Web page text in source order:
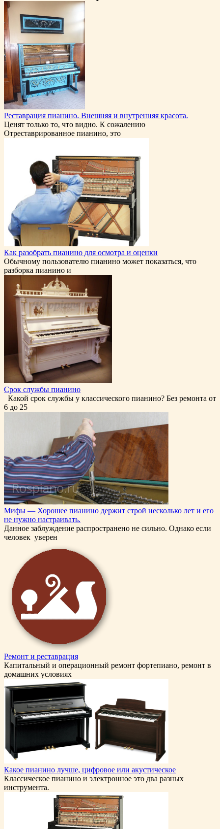
Реставрация пианино. Внешняя и внутренняя красота.
Ценят только то, что видно. К сожалению
Отреставрированное пианино, это
Как разобрать пианино для осмотра и оценки
Обычному пользователю пианино может показаться, что
разборка пианино и
Срок службы пианино
Какой срок службы у классического пианино? Без ремонта от
6 до 25
Мифы — Хорошее пианино держит строй несколько лет и его
не нужно настраивать.
Данное заблуждение распространено не сильно. Однако если
человек уверен
Ремонт и реставрация
Капитальный и операционный ремонт фортепиано, ремонт в
домашних условиях
Какое пианино лучше, цифровое или акустическое
Классическое пианино и электронное это два разных
инструмента.